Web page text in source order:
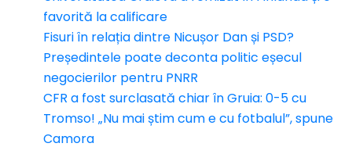
favorită la calificare
Fisuri în relația dintre Nicușor Dan și PSD?
Președintele poate deconta politic eșecul
negocierilor pentru PNRR
CFR a fost surclasată chiar în Gruia: 0-5 cu
Tromso! „Nu mai știm cum e cu fotbalul”, spune
Camora